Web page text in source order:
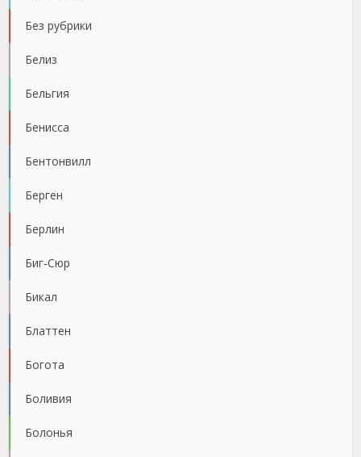
Без рубрики
Белиз
Бельгия
Бенисса
Бентонвилл
Берген
Берлин
Биг-Сюр
Бикал
Блаттен
Богота
Боливия
Болонья